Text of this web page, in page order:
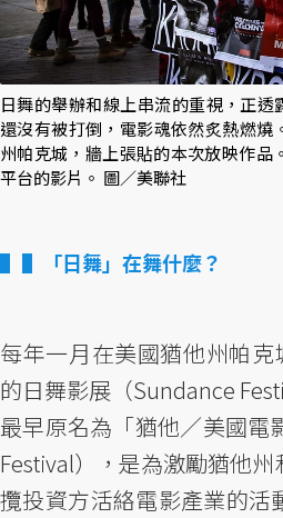
日舞的舉辦和線上串流的重視，正
還沒有被打倒，電影魂依然炙熱燃燒
州帕克城，牆上張貼的本次放映作品
平台的影片。 圖／美聯社
▌「日舞」在舞什麼？
每年一月在美國猶他州帕克
的日舞影展（Sundance
最早原名為「猶他／美國電
Festival），是為激勵猶他
攬投資方活絡電影產業的活